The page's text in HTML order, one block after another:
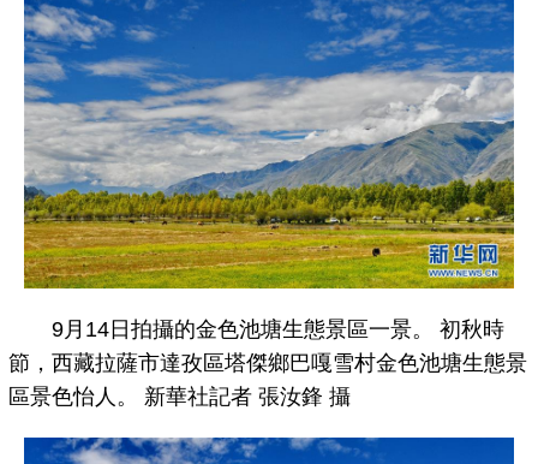
9月14日拍攝的金色池塘生態景區一景。 初秋時
節，西藏拉薩市達孜區塔傑鄉巴嘎雪村金色池塘生態景
區景色怡人。 新華社記者 張汝鋒 攝